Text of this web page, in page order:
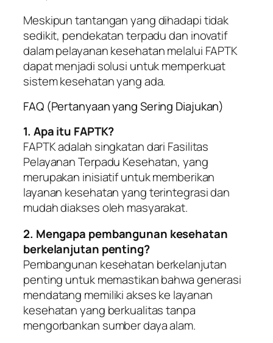
Meskipun tantangan yang dihadapi tidak
sedikit, pendekatan terpadu dan inovatif
dalam pelayanan kesehatan melalui FAPTK
dapat menjadi solusi untuk memperkuat
sistem kesehatan yang ada.
FAQ (Pertanyaan yang Sering Diajukan)
1. Apa itu FAPTK?
FAPTK adalah singkatan dari Fasilitas
Pelayanan Terpadu Kesehatan, yang
merupakan inisiatif untuk memberikan
layanan kesehatan yang terintegrasi dan
mudah diakses oleh masyarakat.
2. Mengapa pembangunan kesehatan
berkelanjutan penting?
Pembangunan kesehatan berkelanjutan
penting untuk memastikan bahwa generasi
mendatang memiliki akses ke layanan
kesehatan yang berkualitas tanpa
mengorbankan sumber daya alam.